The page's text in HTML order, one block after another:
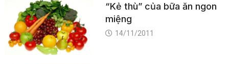
“Kẻ thù” của bữa ăn ngon
miệng
14/11/2011